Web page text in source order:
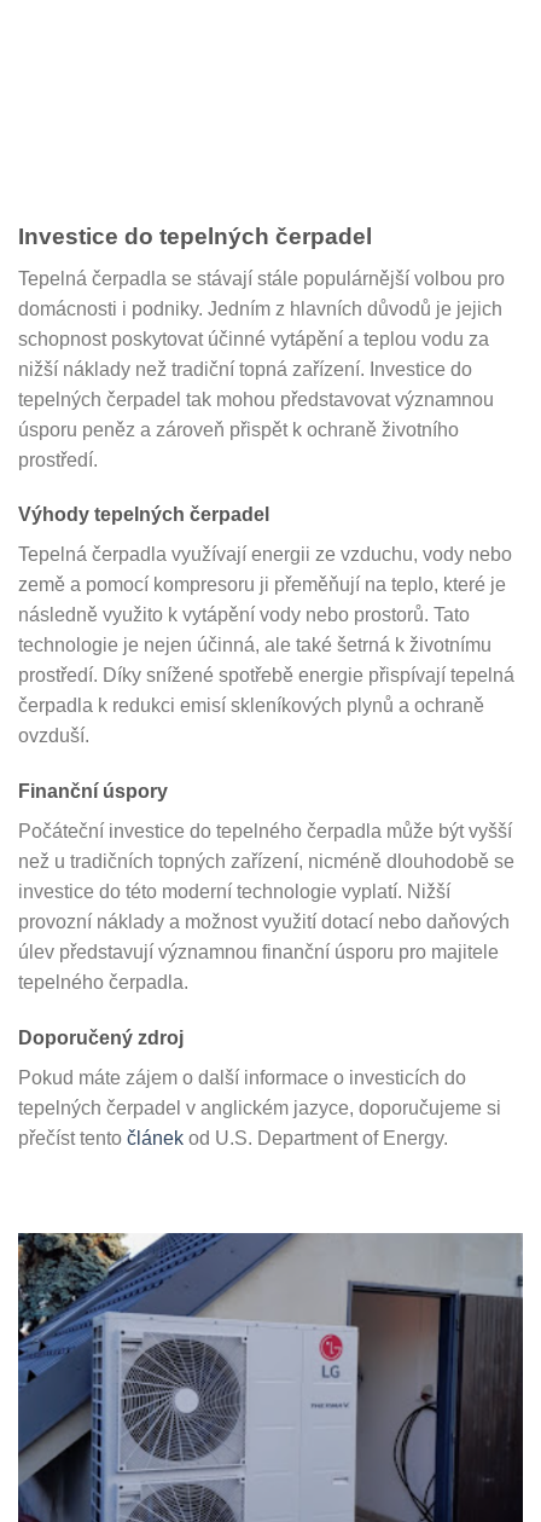
Investice do tepelných čerpadel
Tepelná čerpadla se stávají stále populárnější volbou pro
domácnosti i podniky. Jedním z hlavních důvodů je jejich
schopnost poskytovat účinné vytápění a teplou vodu za
nižší náklady než tradiční topná zařízení. Investice do
tepelných čerpadel tak mohou představovat významnou
úsporu peněz a zároveň přispět k ochraně životního
prostředí.
Výhody tepelných čerpadel
Tepelná čerpadla využívají energii ze vzduchu, vody nebo
země a pomocí kompresoru ji přeměňují na teplo, které je
následně využito k vytápění vody nebo prostorů. Tato
technologie je nejen účinná, ale také šetrná k životnímu
prostředí. Díky snížené spotřebě energie přispívají tepelná
čerpadla k redukci emisí skleníkových plynů a ochraně
ovzduší.
Finanční úspory
Počáteční investice do tepelného čerpadla může být vyšší
než u tradičních topných zařízení, nicméně dlouhodobě se
investice do této moderní technologie vyplatí. Nižší
provozní náklady a možnost využití dotací nebo daňových
úlev představují významnou finanční úsporu pro majitele
tepelného čerpadla.
Doporučený zdroj
Pokud máte zájem o další informace o investicích do
tepelných čerpadel v anglickém jazyce, doporučujeme si
přečíst tento článek od U.S. Department of Energy.